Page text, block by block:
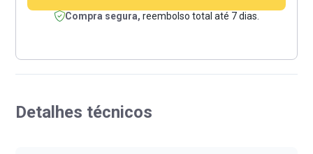
Detalhes técnicos
Compra segura, reembolso total até 7 dias.